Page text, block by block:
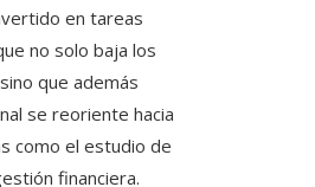
en tareas
no solo baja los
que además
se reoriente hacia
como el estudio de
financiera.